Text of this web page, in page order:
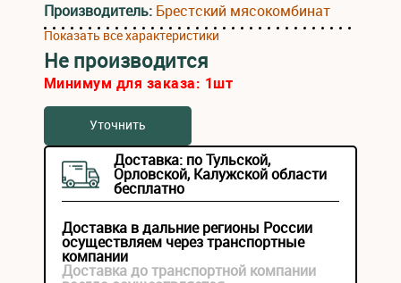
Производитель: Брестский мясокомбинат
Показать все характеристики
Не производится
Минимум для заказа: 1шт
Уточнить
Доставка: по Тульской,
Орловской, Калужской области
бесплатно
Доставка в дальние регионы России
осуществляем через транспортные
компании
Доставка до транспортной компании